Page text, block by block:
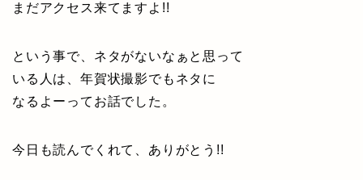
まだアクセス来てますよ!!
という事で、ネタがないなぁと思って
いる人は、年賀状撮影でもネタに
なるよーってお話でした。
今日も読んでくれて、ありがとう!!